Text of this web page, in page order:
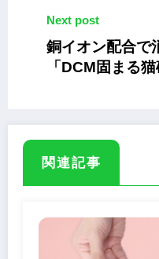
Next post
銅イオン配合で
「DCM固まる
関連記事